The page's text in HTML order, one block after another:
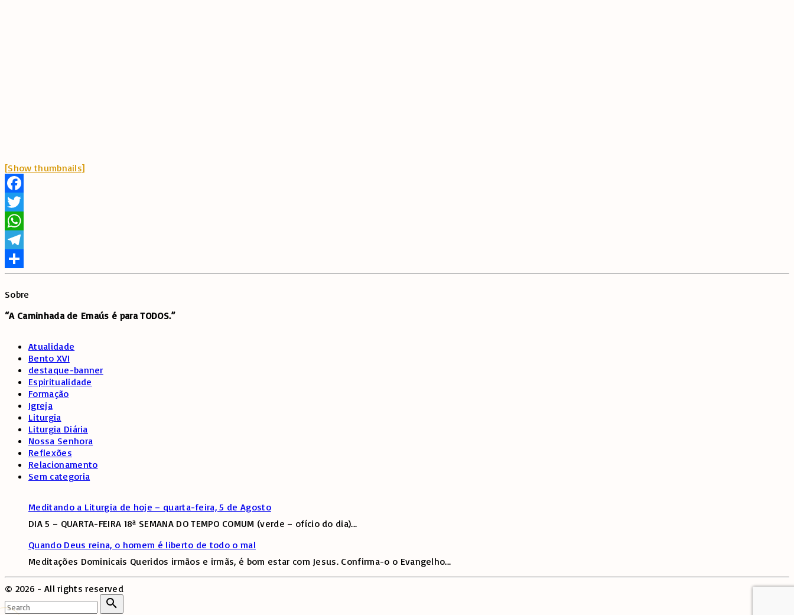
[Show thumbnails]
Facebook
Twitter
WhatsApp
Telegram
Share
Sobre
“A Caminhada de Emaús é para TODOS.”
Atualidade
Bento XVI
destaque-banner
Espiritualidade
Formação
Igreja
Liturgia
Liturgia Diária
Nossa Senhora
Reflexões
Relacionamento
Sem categoria
Meditando a Liturgia de hoje – quarta-feira, 5 de Agosto
DIA 5 – QUARTA-FEIRA 18ª SEMANA DO TEMPO COMUM (verde – ofício do dia)...
Quando Deus reina, o homem é liberto de todo o mal
Meditações Dominicais Queridos irmãos e irmãs, é bom estar com Jesus. Confirma-o o Evangelho...
© 2026 - All rights reserved
Search
for: